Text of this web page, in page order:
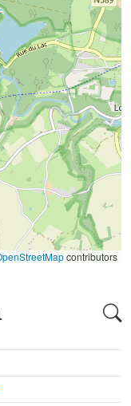
contributors